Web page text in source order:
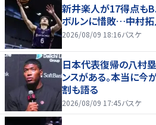
新井楽人が17得点も
ボルンに惜敗…中村拓
2026/08/09 18:16バスケ
日本代表復帰の八村塁
ンスがある。本当に今
割も語る
2026/08/09 17:45バスケ